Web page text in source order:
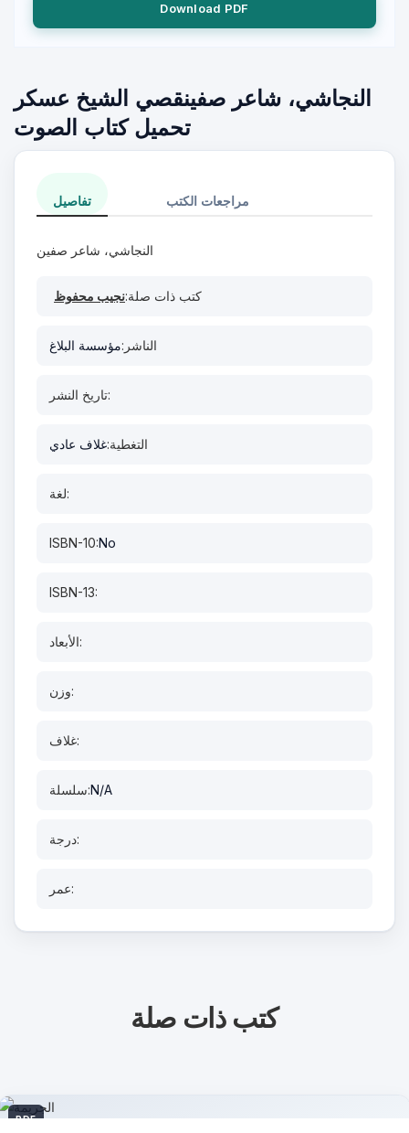
Download PDF
النجاشي، شاعر صفينقصي الشيخ عسكر
تحميل كتاب الصوت
تفاصيل مراجعات الكتب
النجاشي، شاعر صفين
كتب ذات صلة:نجيب محفوظ
الناشر:مؤسسة البلاغ
تاريخ النشر:
التغطية:غلاف عادي
لغة:
ISBN-10:No
ISBN-13:
الأبعاد:
وزن:
غلاف:
سلسلة:N/A
درجة:
عمر:
كتب ذات صلة
PDF